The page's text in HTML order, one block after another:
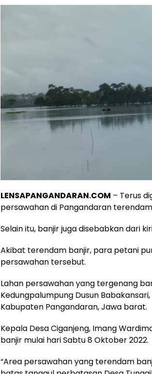
LENSAPANGANDARAN.COM – Terus
persawahan di Pangandaran
Selain itu, banjir juga disebabkan dari
Akibat terendam banjir, para petani
persawahan tersebut.
Lahan persawahan yang tergenang
Kedungpalumpung Dusun
Kabupaten Pangandaran, Jawa barat.
Kepala Desa Ciganjeng, Imang
banjir mulai hari Sabtu 8 Oktober 2022.
“Area persawahan yang terendam